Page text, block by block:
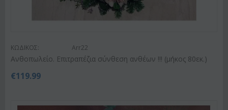
ΚΩΔΙΚΟΣ: Arr22
Ανθοπωλείο. Επιτραπέζια σύνθεση ανθέων !!! (μήκος 80εκ.)
€119.99